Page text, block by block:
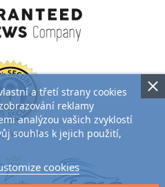
s:
a třetí strany cookies
reklamy
analýzou vašich zvyklostí
souhlas k jejich použití,
cookies